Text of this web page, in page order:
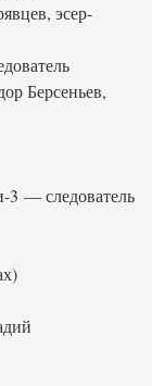
эсер-
Берсеньев,
3 — следователь